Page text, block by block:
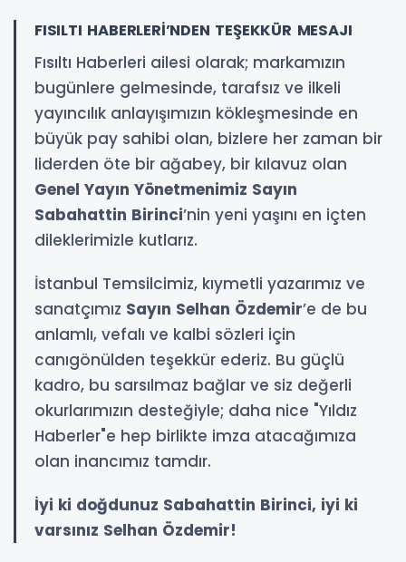
FISILTI HABERLERİ’NDEN TEŞEKKÜR MESAJI
Fısıltı Haberleri ailesi olarak; markamızın
bugünlere gelmesinde, tarafsız ve ilkeli
yayıncılık anlayışımızın kökleşmesinde en
büyük pay sahibi olan, bizlere her zaman bir
liderden öte bir ağabey, bir kılavuz olan
Genel Yayın Yönetmenimiz Sayın
Sabahattin Birinci’nin yeni yaşını en içten
dileklerimizle kutlarız.
İstanbul Temsilcimiz, kıymetli yazarımız ve
sanatçımız Sayın Selhan Özdemir’e de bu
anlamlı, vefalı ve kalbi sözleri için
canıgönülden teşekkür ederiz. Bu güçlü
kadro, bu sarsılmaz bağlar ve siz değerli
okurlarımızın desteğiyle; daha nice "Yıldız
Haberler"e hep birlikte imza atacağımıza
olan inancımız tamdır.
İyi ki doğdunuz Sabahattin Birinci, iyi ki
varsınız Selhan Özdemir!